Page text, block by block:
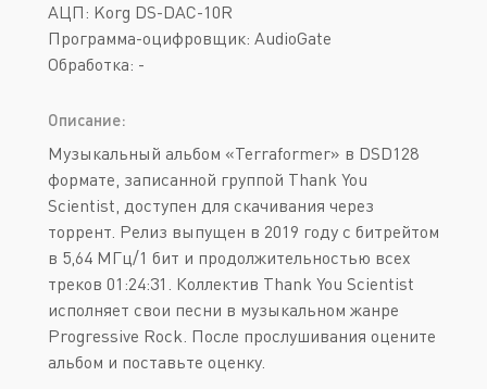
АЦП: Korg DS-DAC-10R
Программа-оцифровщик: AudioGate
Обработка: -
Описание:
Музыкальный альбом «Terraformer» в DSD128
формате, записанной группой Thank You
Scientist, доступен для скачивания через
торрент. Релиз выпущен в 2019 году с битрейтом
в 5,64 МГц/1 бит и продолжительностью всех
треков 01:24:31. Коллектив Thank You Scientist
исполняет свои песни в музыкальном жанре
Progressive Rock. После прослушивания оцените
альбом и поставьте оценку.